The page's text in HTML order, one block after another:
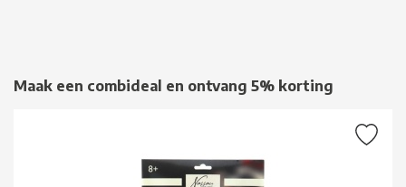
Maak een combideal en ontvang 5% korting